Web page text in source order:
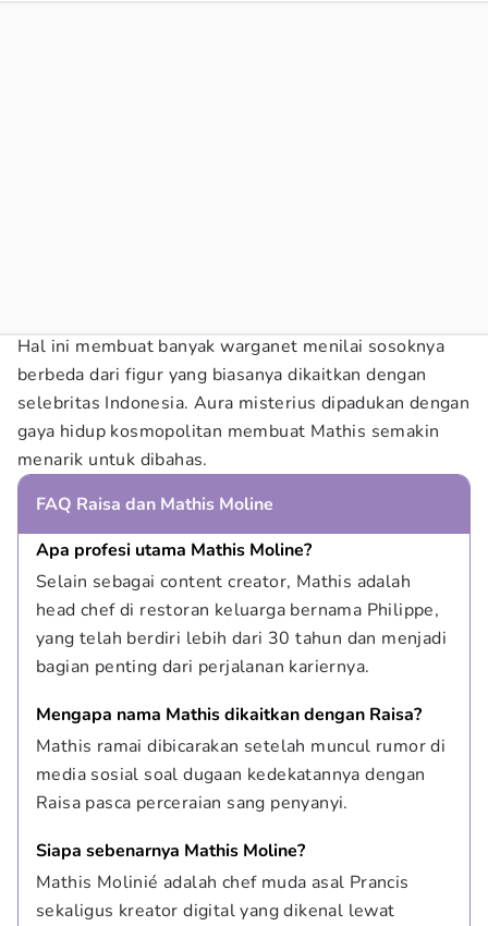
Hal ini membuat banyak warganet menilai sosoknya
berbeda dari figur yang biasanya dikaitkan dengan
selebritas Indonesia. Aura misterius dipadukan dengan
gaya hidup kosmopolitan membuat Mathis semakin
menarik untuk dibahas.
FAQ Raisa dan Mathis Moline
Apa profesi utama Mathis Moline?
Selain sebagai content creator, Mathis adalah
head chef di restoran keluarga bernama Philippe,
yang telah berdiri lebih dari 30 tahun dan menjadi
bagian penting dari perjalanan kariernya.
Mengapa nama Mathis dikaitkan dengan Raisa?
Mathis ramai dibicarakan setelah muncul rumor di
media sosial soal dugaan kedekatannya dengan
Raisa pasca perceraian sang penyanyi.
Siapa sebenarnya Mathis Moline?
Mathis Molinié adalah chef muda asal Prancis
sekaligus kreator digital yang dikenal lewat